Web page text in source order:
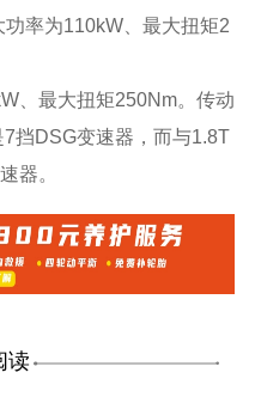
率为110kW、最大扭矩2
、最大扭矩250Nm。传动
挡DSG变速器，而与1.8T
器。
读